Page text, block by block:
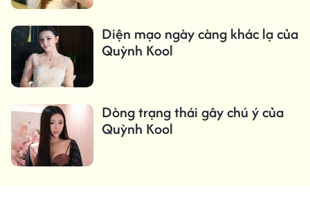
Diện mạo ngày càng khác lạ của
Quỳnh Kool
Dòng trạng thái gây chú ý của
Quỳnh Kool